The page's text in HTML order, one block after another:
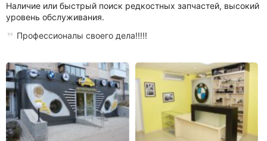
Наличие или быстрый поиск редкостных запчастей, высокий
уровень обслуживания.
Профессионалы своего дела!!!!!